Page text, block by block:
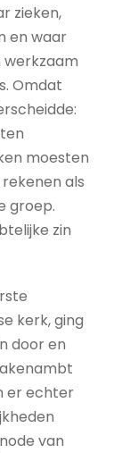
zieken,
en waar
werkzaam
Omdat
moesten
als
groep.
zin
kerk, ging
door en
er echter
van